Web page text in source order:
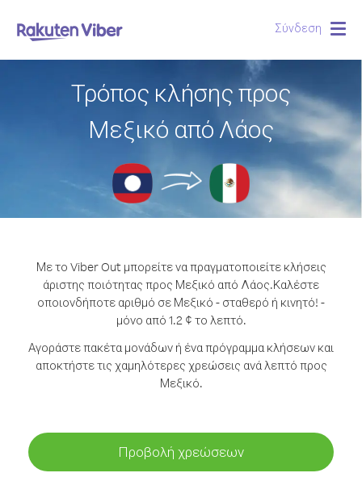
Σύνδεση
Τρόπος κλήσης προς
Μεξικό από Λάος
Με το Viber Out μπορείτε να πραγματοποιείτε κλήσεις
άριστης ποιότητας προς Μεξικό από Λάος.Καλέστε
οποιονδήποτε αριθμό σε Μεξικό - σταθερό ή κινητό! -
μόνο από 1.2 ¢ το λεπτό.
Αγοράστε πακέτα μονάδων ή ένα πρόγραμμα κλήσεων και
αποκτήστε τις χαμηλότερες χρεώσεις ανά λεπτό προς
Μεξικό.
Προβολή χρεώσεων